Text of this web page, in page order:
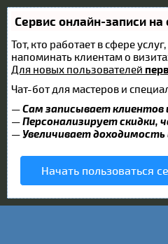
Сервис онлайн-записи
Тот, кто работает в сфере
напоминать клиентам о
Для новых пользователей
Чат-бот для мастеров и
—Сам записывает
—Персонализирует скидки,
— Увеличивает
Начать пользоваться